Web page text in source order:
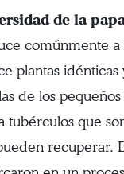
de la
comúnmente
plantas
de los
tubérculos que
recuperar.